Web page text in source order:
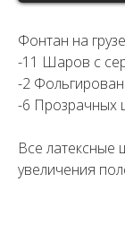
Фонтан на
-11 Шаров с
-2
-6 Прозрачных
Все
увеличения